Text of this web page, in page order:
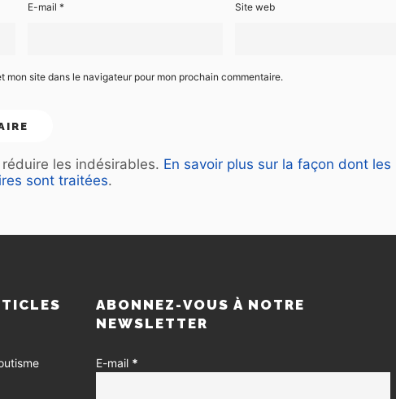
E-mail * Site web
mon site dans le navigateur pour mon prochain commentaire.
les indésirables. En savoir plus sur la façon dont les
sont traitées.
ABONNEZ-VOUS À NOTRE
NEWSLETTER
E-mail *